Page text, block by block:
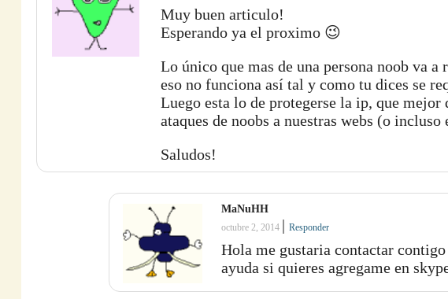
Muy buen articulo!
Esperando ya el proximo 😉
Lo único que mas de una persona noob va
eso no funciona así tal y como tu dices se
Luego esta lo de protegerse la ip, que
ataques de noobs a nuestras webs (o incluso
Saludos!
MaNuHH
octubre 2, 2014 |Responder
Hola me gustaria contactar
ayuda si quieres agregame en